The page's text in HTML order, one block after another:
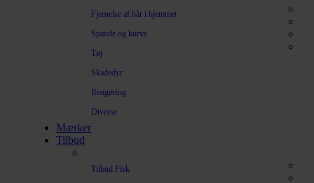
Fjernelse af hår i hjemmet
Spande og kurve
Tøj
Skadedyr
Rengøring
Diverse
Mærker
Tilbud
Tilbud Fisk